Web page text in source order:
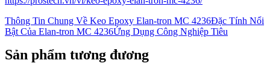
Thông Tin Chung Về Keo Epoxy Elan-tron MC 4236Đặc Tính Nổi
Bật Của Elan-tron MC 4236Ứng Dụng Công Nghiệp Tiêu
Sản phẩm tương đương